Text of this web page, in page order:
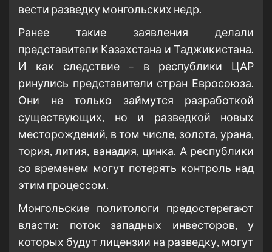
вести разведку монгольских недр.
Ранее такие заявления делали
представители Казахстана и Таджикистана.
И как следствие – в республики ЦАР
ринулись представители стран Евросоюза.
Они не только займутся разработкой
существующих, но и разведкой новых
месторождений, в том числе, золота, урана,
тория, лития, ванадия, цинка. А республики
со временем могут потерять контроль над
этим процессом.
Монгольские политологи предостерегают
власти: поток западных инвесторов, у
которых будут лицензии на разведку, могут